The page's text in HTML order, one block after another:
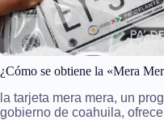
¿Cómo se obtiene la «Mera
la tarjeta mera mera, un
gobierno de coahuila,